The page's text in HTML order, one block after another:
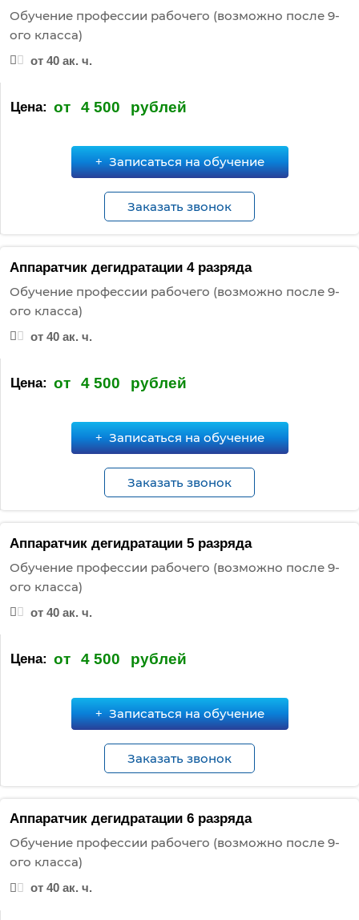
Обучение профессии рабочего (возможно после 9-
ого класса)
от 40 ак. ч.
Цена: от 4 500 рублей
Записаться на обучение
Заказать звонок
Аппаратчик дегидратации 4 разряда
Обучение профессии рабочего (возможно после 9-
ого класса)
от 40 ак. ч.
Цена: от 4 500 рублей
Записаться на обучение
Заказать звонок
Аппаратчик дегидратации 5 разряда
Обучение профессии рабочего (возможно после 9-
ого класса)
от 40 ак. ч.
Цена: от 4 500 рублей
Записаться на обучение
Заказать звонок
Аппаратчик дегидратации 6 разряда
Обучение профессии рабочего (возможно после 9-
ого класса)
от 40 ак. ч.